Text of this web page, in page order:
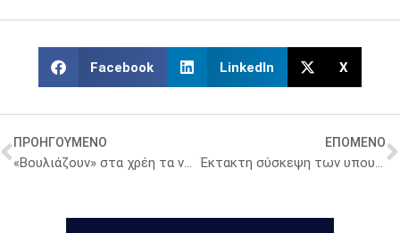
Facebook LinkedIn X
ΠΡΟΗΓΟΥΜΕΝΟ
«Βουλιάζουν» στα χρέη τα νοσοκομεία – Νέα αύξηση
ΕΠΟΜΕΝΟ
Έκτακτη σύσκεψη των υπουργών Υγείας της ΕΕ για τον Έμπολα: Στο τραπέζι η «συντονισμένη δράση» και οι προτάσεις της Ιταλίας